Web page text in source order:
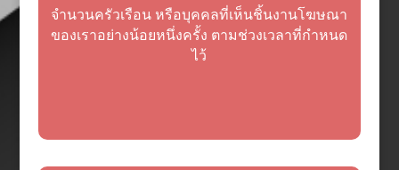
จำนวนครัวเรือน หรือบุคคลที่เห็นชิ้นงานโฆษณา
ของเราอย่างน้อยหนึ่งครั้ง ตามช่วงเวลาที่กำหนด
ไว้